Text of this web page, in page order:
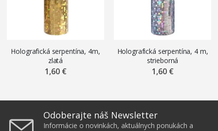
Holografická serpentína, 4m,
zlatá
1,60 €
Holografická serpentína, 4 m,
strieborná
1,60 €
Odoberajte náš Newsletter
Informácie o novinkách, aktuálnych ponukách a